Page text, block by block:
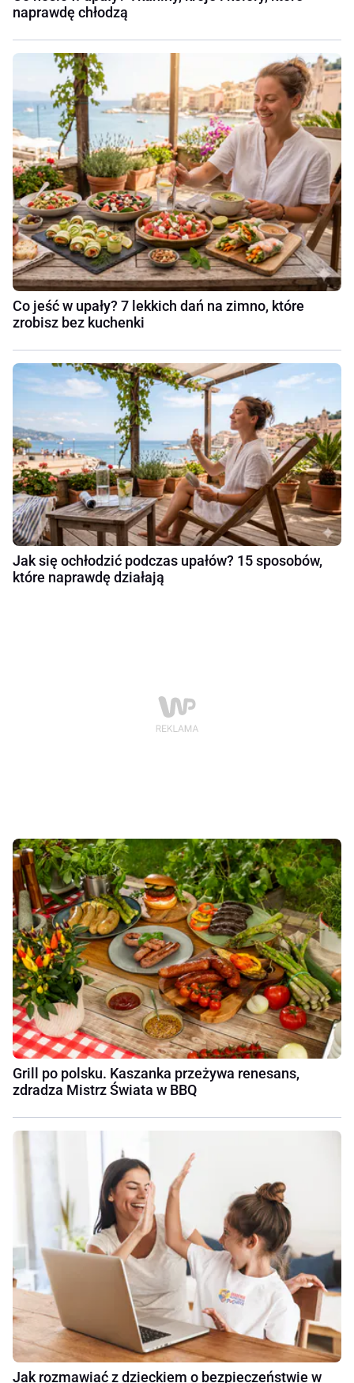
naprawdę chłodzą
Co jeść w upały? 7 lekkich dań na zimno, które
zrobisz bez kuchenki
Jak się ochłodzić podczas upałów? 15 sposobów,
które naprawdę działają
Grill po polsku. Kaszanka przeżywa renesans,
zdradza Mistrz Świata w BBQ
Jak rozmawiać z dzieckiem o bezpieczeństwie w